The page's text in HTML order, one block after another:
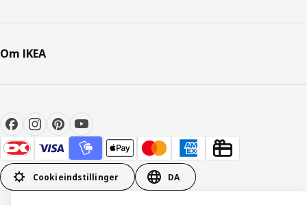
Om IKEA
Cookieindstillinger DA